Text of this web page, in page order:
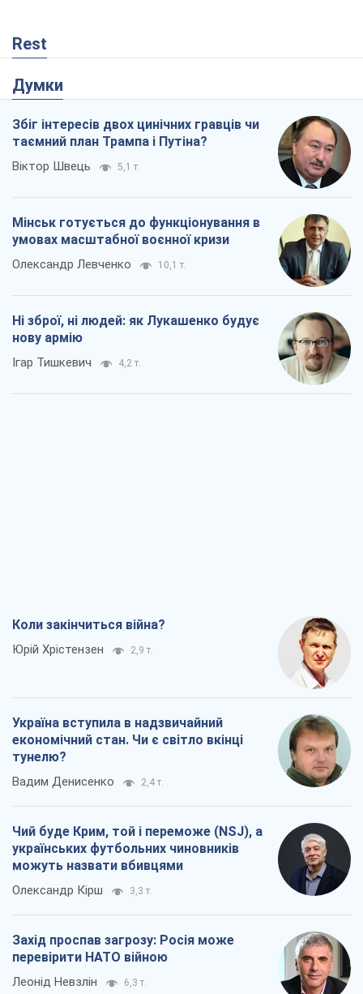
Rest
Думки
Збіг інтересів двох цинічних гравців чи
таємний план Трампа і Путіна?
Віктор Швець 5,1 т.
Мінськ готується до функціонування в
умовах масштабної воєнної кризи
Олександр Левченко 10,1 т.
Ні зброї, ні людей: як Лукашенко будує
нову армію
Ігар Тишкевич 4,2 т.
Коли закінчиться війна?
Юрій Хрістензен 2,9 т.
Україна вступила в надзвичайний
економічний стан. Чи є світло вкінці
тунелю?
Вадим Денисенко 2,4 т.
Чий буде Крим, той і переможе (NSJ), а
українських футбольних чиновників
можуть назвати вбивцями
Олександр Кірш 3,3 т.
Захід проспав загрозу: Росія може
перевірити НАТО війною
Леонід Невзлін 6,3 т.